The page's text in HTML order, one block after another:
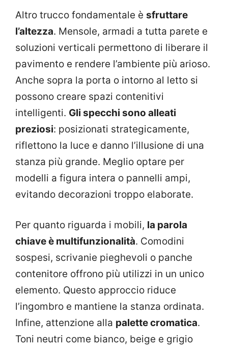
Altro trucco fondamentale è sfruttare
l’altezza. Mensole, armadi a tutta parete e
soluzioni verticali permettono di liberare il
pavimento e rendere l’ambiente più arioso.
Anche sopra la porta o intorno al letto si
possono creare spazi contenitivi
intelligenti. Gli specchi sono alleati
preziosi: posizionati strategicamente,
riflettono la luce e danno l’illusione di una
stanza più grande. Meglio optare per
modelli a figura intera o pannelli ampi,
evitando decorazioni troppo elaborate.
Per quanto riguarda i mobili, la parola
chiave è multifunzionalità. Comodini
sospesi, scrivanie pieghevoli o panche
contenitore offrono più utilizzi in un unico
elemento. Questo approccio riduce
l’ingombro e mantiene la stanza ordinata.
Infine, attenzione alla palette cromatica.
Toni neutri come bianco, beige e grigio